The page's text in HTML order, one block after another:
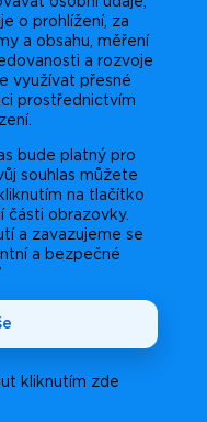
o prohlížení, za
a obsahu, měření
a rozvoje
využívat přesné
prostřednictvím
bude platný pro
souhlas můžete
na tlačítko
části obrazovky.
a zavazujeme se
a bezpečné
kliknutím zde